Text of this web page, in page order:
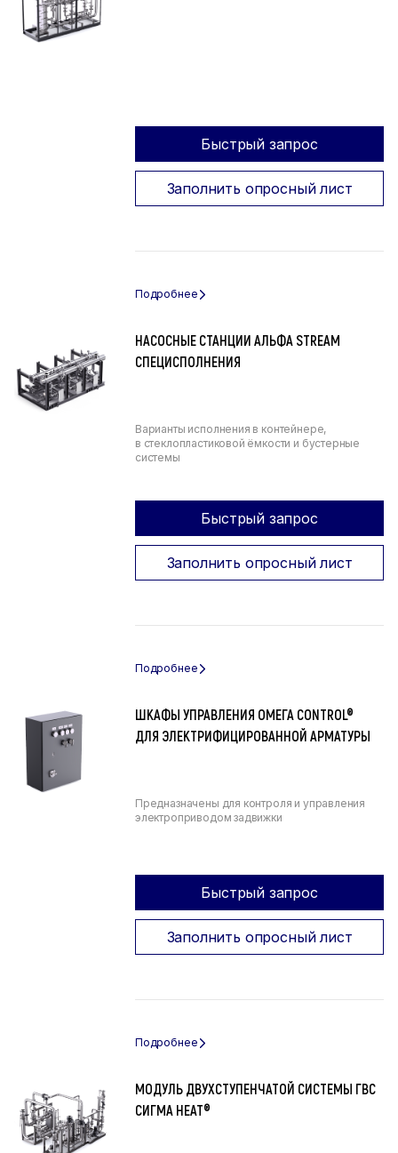
Быстрый запрос
Заполнить опросный лист
НАСОСНЫЕ СТАНЦИИ АЛЬФА STREAM
СПЕЦИСПОЛНЕНИЯ
Варианты исполнения в контейнере,
в стеклопластиковой ёмкости и бустерные
системы
Быстрый запрос
Заполнить опросный лист
ШКАФЫ УПРАВЛЕНИЯ ОМЕГА CONTROL®
ДЛЯ ЭЛЕКТРИФИЦИРОВАННОЙ АРМАТУРЫ
Предназначены для контроля и управления
электроприводом задвижки
Быстрый запрос
Заполнить опросный лист
МОДУЛЬ ДВУХСТУПЕНЧАТОЙ СИСТЕМЫ ГВС
СИГМА HEAT®